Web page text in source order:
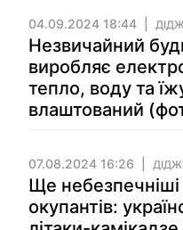
04.09.2024 18:44
Незвичайний
виробляє
тепло, воду та
влаштований
07.08.2024 16:26
Ще
окупантів: